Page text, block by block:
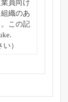
員向け
組織のあ
この記
）